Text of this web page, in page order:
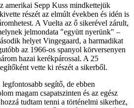
amerikai Sepp Kuss mindkettejük
részét az elmúlt években és idén is
A Vuelta az ő sikerével zárult,
jelmondata "együtt nyerünk" –
helyet Vingegaard, a harmadikat
az 1966-os spanyol körversenyen
hazai kerékpárossal. A 25
vette ki részét a sikerből.
segítő, de ebben
magam csapatszinten és az egész
tudtam tenni a történelmi sikerhez,